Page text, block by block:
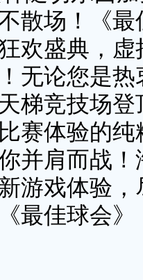
散场！《
欢盛典，
无论您是
梯竞技场
赛体验的
并肩而战
游戏体验
佳球会》